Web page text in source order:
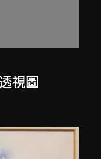
視圖